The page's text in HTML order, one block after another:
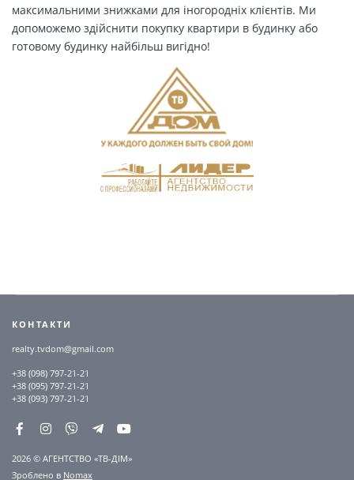
максимальними знижками для іногородніх клієнтів. Ми
допоможемо здійснити покупку квартири в будинку або
готовому будинку найбільш вигідно!
КОНТАКТИ
realty.tvdom@gmail.com
+38 (098) 797-21-21
+38 (095) 797-21-21
+38 (093) 797-21-21
2026 © АГЕНТСТВО «ТВ-ДІМ»
Зроблено в Nomax